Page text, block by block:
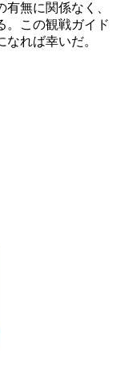
無に関係なく、
。この観戦ガイド
れば幸いだ。